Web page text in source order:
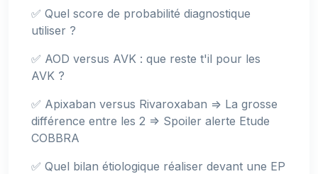
✅ Quel score de probabilité diagnostique
utiliser ?
✅ AOD versus AVK : que reste t'il pour les
AVK ?
✅ Apixaban versus Rivaroxaban => La grosse
différence entre les 2 => Spoiler alerte Etude
COBBRA
✅ Quel bilan étiologique réaliser devant une EP